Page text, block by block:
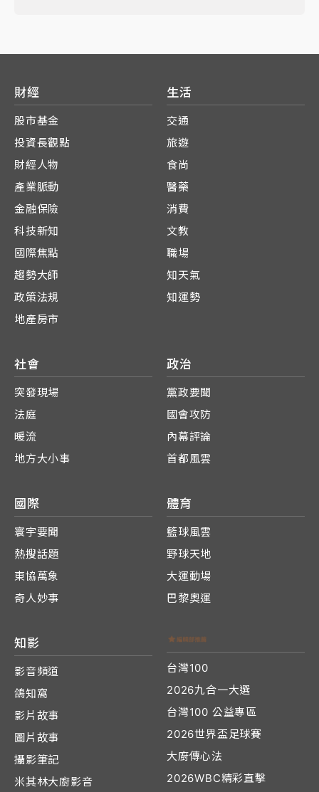
財經
股市基金
投資長觀點
財經人物
產業脈動
金融保險
科技新知
國際焦點
趨勢大師
政策法規
地產房市
生活
交通
旅遊
食尚
醫藥
消費
文教
職場
知天氣
知運勢
社會
突發現場
法庭
暖流
地方大小事
政治
黨政要聞
國會攻防
內幕評論
首都風雲
國際
寰宇要聞
熱搜話題
東協萬象
奇人妙事
體育
籃球風雲
野球天地
大運動場
巴黎奧運
知影
影音頻道
鴿知窩
影片故事
圖片故事
攝影筆記
米其林大廚影音
台灣100
2026九合一大選
台灣100 公益專區
2026世界盃足球賽
大廚傳心法
2026WBC精彩直擊